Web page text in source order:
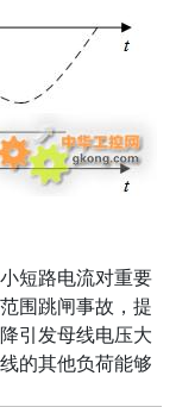
短路电流对重要
围跳闸事故，提
引发母线电压大
的其他负荷能够